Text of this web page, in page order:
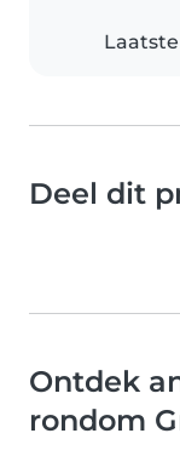
Deel dit
Ontdek
rondom